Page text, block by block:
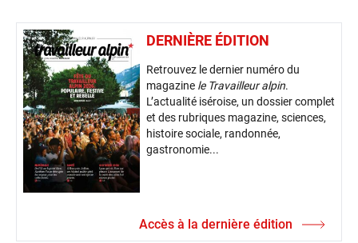
DERNIÈRE ÉDITION
Retrouvez le dernier numéro du
magazine le Travailleur alpin.
L’actualité iséroise, un dossier complet
et des rubriques magazine, sciences,
histoire sociale, randonnée,
gastronomie...
Accès à la dernière édition